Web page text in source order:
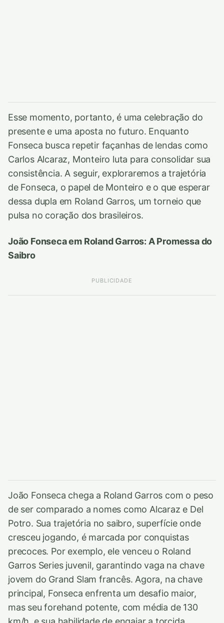
Esse momento, portanto, é uma celebração do
presente e uma aposta no futuro. Enquanto
Fonseca busca repetir façanhas de lendas como
Carlos Alcaraz, Monteiro luta para consolidar sua
consistência. A seguir, exploraremos a trajetória
de Fonseca, o papel de Monteiro e o que esperar
dessa dupla em Roland Garros, um torneio que
pulsa no coração dos brasileiros.
João Fonseca em Roland Garros: A Promessa do
Saibro
PUBLICIDADE
João Fonseca chega a Roland Garros com o peso
de ser comparado a nomes como Alcaraz e Del
Potro. Sua trajetória no saibro, superfície onde
cresceu jogando, é marcada por conquistas
precoces. Por exemplo, ele venceu o Roland
Garros Series juvenil, garantindo vaga na chave
jovem do Grand Slam francês. Agora, na chave
principal, Fonseca enfrenta um desafio maior,
mas seu forehand potente, com média de 130